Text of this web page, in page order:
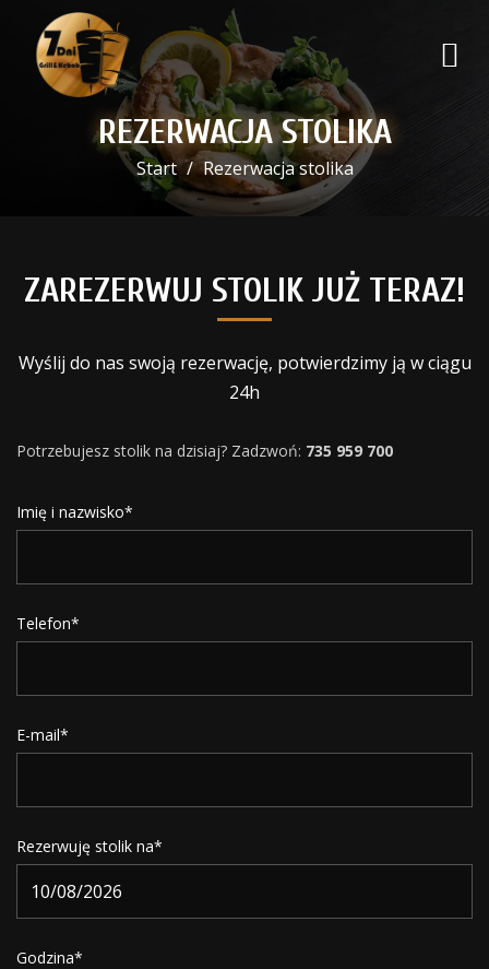
REZERWACJA STOLIKA
Start Rezerwacja stolika
ZAREZERWUJ STOLIK JUŻ TERAZ!
Wyślij do nas swoją rezerwację, potwierdzimy ją w ciągu
24h
Potrzebujesz stolik na dzisiaj? Zadzwoń: 735 959 700
Imię i nazwisko*
Telefon*
E-mail*
Rezerwuję stolik na*
Godzina*